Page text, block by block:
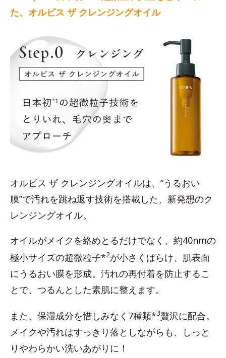
た、オルビス ザ クレンジングオイル
オルビス ザ クレンジングオイルは、“うるおい
膜”で汚れを跳ね返す技術を搭載した、新発想のク
レンジングオイル。
オイルがメイクを絡めとるだけでなく、約40nmの
極小サイズの超微粒子*2が小さくばらけ、肌表面
にうるおい膜を形成。汚れの再付着を防止するこ
とで、つるんとした素肌に整えます。
また、保湿成分を惜しみなく7種類*3贅沢に配合。
メイクや汚れはすっきり落としながらも、しっと
りやわらかい洗いあがりに！